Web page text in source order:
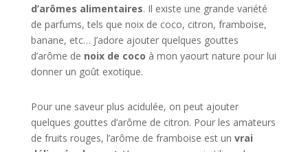
d’arômes alimentaires. Il existe une grande variété
de parfums, tels que noix de coco, citron, framboise,
banane, etc… J’adore ajouter quelques gouttes
d’arôme de noix de coco à mon yaourt nature pour lui
donner un goût exotique.
Pour une saveur plus acidulée, on peut ajouter
quelques gouttes d’arôme de citron. Pour les amateurs
de fruits rouges, l’arôme de framboise est un vrai